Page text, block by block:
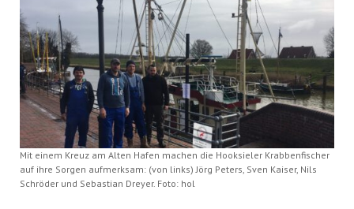
Mit einem Kreuz am Alten Hafen machen die Hooksieler Krabbenfischer
auf ihre Sorgen aufmerksam: (von links) Jörg Peters, Sven Kaiser, Nils
Schröder und Sebastian Dreyer. Foto: hol